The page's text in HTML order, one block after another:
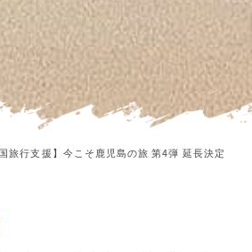
国旅行支援】今こそ鹿児島の旅 第4弾 延長決定